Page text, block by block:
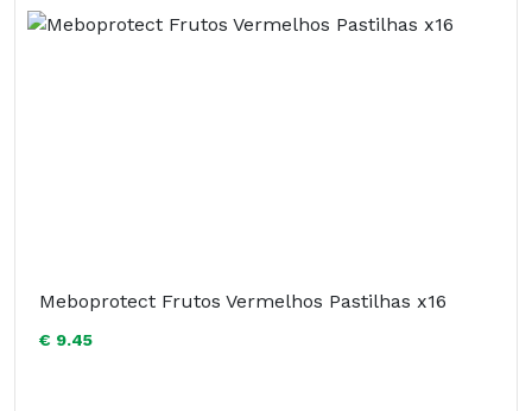
Meboprotect Frutos Vermelhos Pastilhas x16
€ 9.45